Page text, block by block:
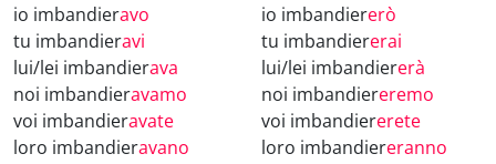
io imbandieravo
tu imbandieravi
lui/lei imbandierava
noi imbandieravamo
voi imbandieravate
loro imbandieravano
io imbandiererò
tu imbandiererai
lui/lei imbandiererà
noi imbandiereremo
voi imbandiererete
loro imbandiereranno